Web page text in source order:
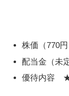
株価（770
配当金（未
優待内容